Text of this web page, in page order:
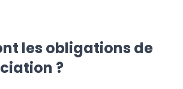
les obligations de
?